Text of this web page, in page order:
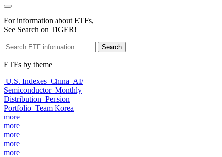
For information about ETFs,
See Search on TIGER!
Search
ETFs by theme
U.S. Indexes China AI/
Semiconductor Monthly
Distribution Pension
Portfolio Team Korea
more
more
more
more
more